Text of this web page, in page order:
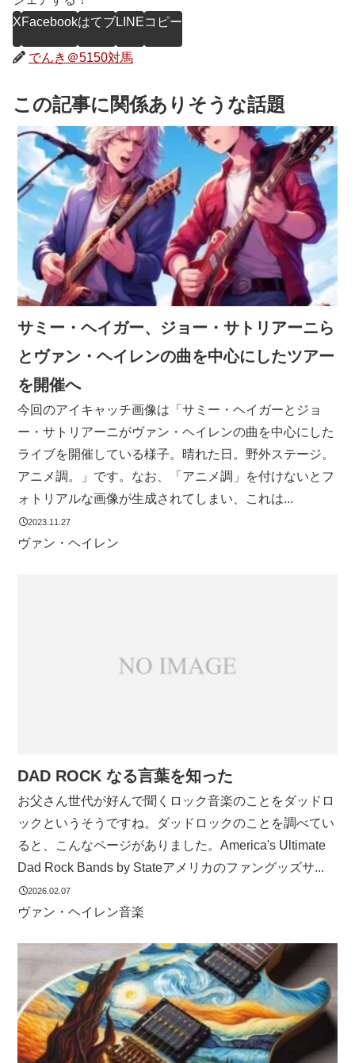
XFacebookはてブLINEコピー
でんき＠5150対馬
この記事に関係ありそうな話題
サミー・ヘイガー、ジョー・サトリアーニら
とヴァン・ヘイレンの曲を中心にしたツアー
を開催へ
今回のアイキャッチ画像は「サミー・ヘイガーとジョ
ー・サトリアーニがヴァン・ヘイレンの曲を中心にした
ライブを開催している様子。晴れた日。野外ステージ。
アニメ調。」です。なお、「アニメ調」を付けないとフ
ォトリアルな画像が生成されてしまい、これは...
2023.11.27
ヴァン・ヘイレン
DAD ROCK なる言葉を知った
お父さん世代が好んで聞くロック音楽のことをダッドロ
ックというそうですね。ダッドロックのことを調べてい
ると、こんなページがありました。America's Ultimate
Dad Rock Bands by Stateアメリカのファングッズサ...
2026.02.07
ヴァン・ヘイレン音楽